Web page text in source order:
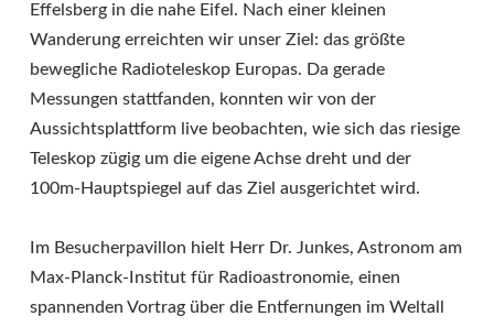
Effelsberg in die nahe Eifel. Nach einer kleinen
Wanderung erreichten wir unser Ziel: das größte
bewegliche Radioteleskop Europas. Da gerade
Messungen stattfanden, konnten wir von der
Aussichtsplattform live beobachten, wie sich das riesige
Teleskop zügig um die eigene Achse dreht und der
100m-Hauptspiegel auf das Ziel ausgerichtet wird.
Im Besucherpavillon hielt Herr Dr. Junkes, Astronom am
Max-Planck-Institut für Radioastronomie, einen
spannenden Vortrag über die Entfernungen im Weltall